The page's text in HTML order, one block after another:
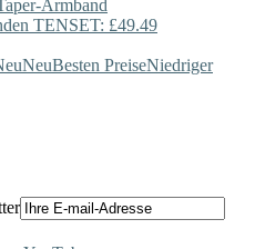
Armband
TENSET: £49.49
NeuBesten PreiseNiedriger